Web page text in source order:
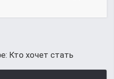
Кто хочет стать